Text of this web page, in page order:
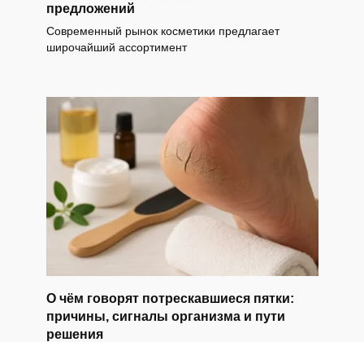
предложений
Современный рынок косметики предлагает
широчайший ассортимент
О чём говорят потрескавшиеся пятки:
причины, сигналы организма и пути
решения